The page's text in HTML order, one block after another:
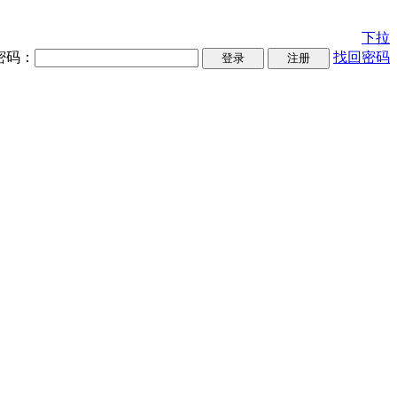
下拉
码：
登录 注册 找回密码